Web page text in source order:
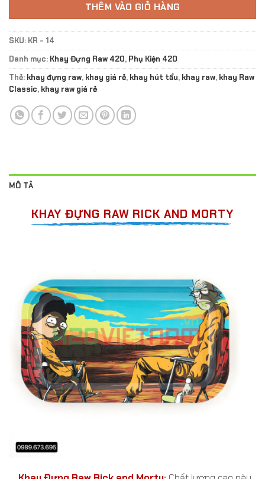
THÊM VÀO GIỎ HÀNG
SKU: KR - 14
Danh mục: Khay Đựng Raw 420, Phụ Kiện 420
Thẻ: khay đựng raw, khay giá rẻ, khay hút tẩu, khay raw, khay Raw
Classic, khay raw giá rẻ
MÔ TẢ
KHAY ĐỰNG RAW RICK AND MORTY